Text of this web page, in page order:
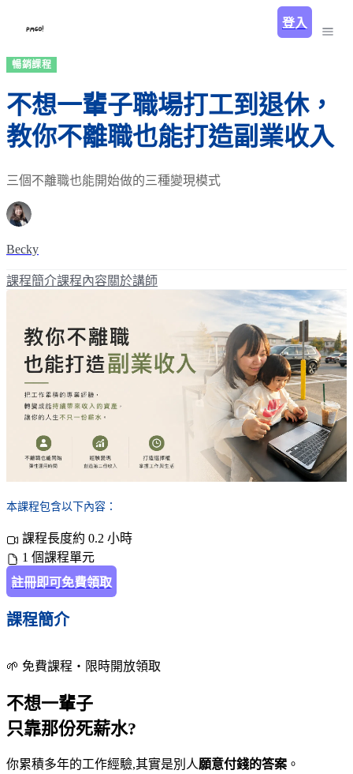
登入
暢銷課程
不想一輩子職場打工到退休，
教你不離職也能打造副業收入
三個不離職也能開始做的三種變現模式
Becky
課程簡介課程內容關於講師
本課程包含以下內容：
課程長度約 0.2 小時
1 個課程單元
註冊即可免費領取
課程簡介
🌱 免費課程・限時開放領取
不想一輩子
只靠那份死薪水?
你累積多年的工作經驗,其實是別人願意付錢的答案 。